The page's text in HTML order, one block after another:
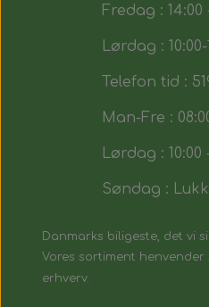
Fredag : 14:00
Lørdag : 10:00-
Telefon tid :
Man-Fre :
Lørdag : 10:00
Søndag :
Danmarks biligeste, det vi
Vores sortiment
erhverv.